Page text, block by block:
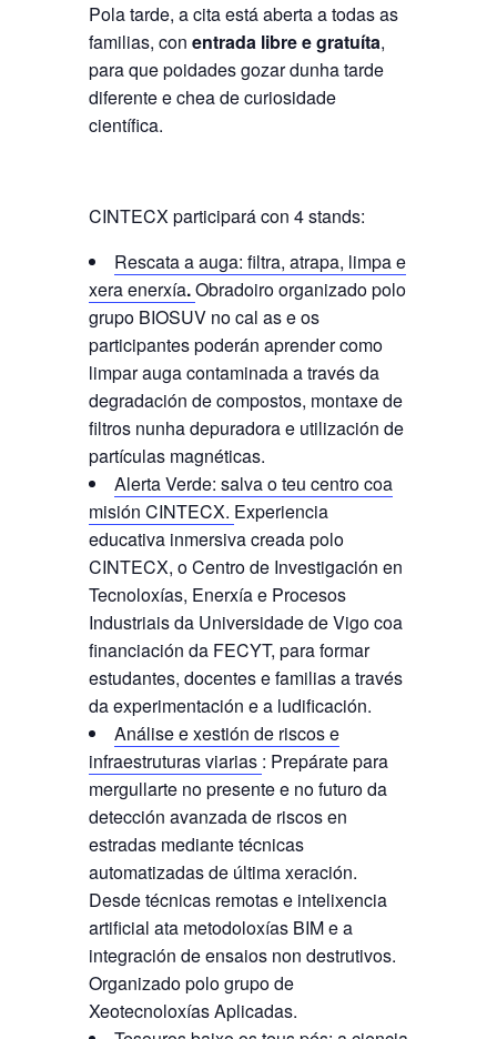
Pola tarde, a cita está aberta a todas as
familias, con entrada libre e gratuíta,
para que poidades gozar dunha tarde
diferente e chea de curiosidade
científica.
CINTECX participará con 4 stands:
Rescata a auga: filtra, atrapa, limpa e
xera enerxía.Obradoiro organizado polo
grupo BIOSUV no cal as e os
participantes poderán aprender como
limpar auga contaminada a través da
degradación de compostos, montaxe de
filtros nunha depuradora e utilización de
partículas magnéticas.
Alerta Verde: salva o teu centro coa
misión CINTECX. Experiencia
educativa inmersiva creada polo
CINTECX, o Centro de Investigación en
Tecnoloxías, Enerxía e Procesos
Industriais da Universidade de Vigo coa
financiación da FECYT, para formar
estudantes, docentes e familias a través
da experimentación e a ludificación.
Análise e xestión de riscos e
infraestruturas viarias : Prepárate para
mergullarte no presente e no futuro da
detección avanzada de riscos en
estradas mediante técnicas
automatizadas de última xeración.
Desde técnicas remotas e intelixencia
artificial ata metodoloxías BIM e a
integración de ensaios non destrutivos.
Organizado polo grupo de
Xeotecnoloxías Aplicadas.